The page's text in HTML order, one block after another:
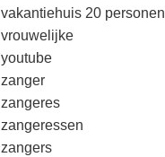
vakantiehuis 20 personen
vrouwelijke
youtube
zanger
zangeres
zangeressen
zangers